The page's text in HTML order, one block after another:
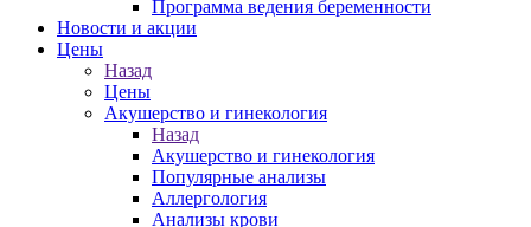
Программа ведения беременности
Новости и акции
Цены
Назад
Цены
Акушерство и гинекология
Назад
Акушерство и гинекология
Популярные анализы
Аллергология
Анализы крови